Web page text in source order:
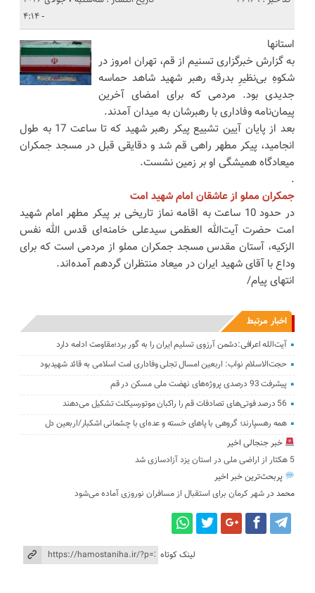
- 4:14
استانها
به گزارش خبرگزاری تسنیم از قم، تهران امروز در
شکوهِ بی‌نظیرِ بدرقه رهبر شهید شاهد حماسه
جدیدی بود. مردمی که برای امضای آخرین
پیمان‌نامه وفاداری با رهبرشان به میدان آمدند‌.
بعد از پایان آیین تشییع پیکر رهبر شهید که تا ساعت 17 به طول
انجامید، پیکر مطهر راهی قم شد و دقایقی قبل در مسجد جمکران
میعادگاه همیشگی او بر زمین نشست.
.
جمکران مملو از عاشقان امام شهید امت
در حدود 10 ساعت به اقامه نماز تاریخی بر پیکر مطهر امام شهید
امت حضرت آیت‌الله العظمی سیدعلی خامنه‌ای قدس الله نفس
الزکیه، آستان مقدس مسجد جمکران مملو از مردمی است که برای
وداع با آقای شهید ایران در میعاد منتظران گردهم آمده‌اند.
انتهای پیام/
اخبار مرتبط
آیت‌الله اعرافی:دشمن آرزوی تسلیم ایران را به گور برد؛مقاومت ادامه دارد
حجت‌الاسلام نواب: اربعین امسال تجلی وفاداری امت اسلامی به قائد شهیدبود
پیشرفت 93 درصدی پروژه‌های نهضت ملی مسکن در قم
56 درصد فوتی‌های تصادفات قم را راکبان موتورسیکلت تشکیل می‌دهند
همه رهسپارند؛ گروهی با پاهای خسته و عده‌ای با چشمانی اشکبار/اربعین دل
خبر جنجالی اخیر
5 هکتار از اراضی ملی در استان یز‌د آزادسازی شد
پربحث‌ترین خبر اخیر
محمد درشهر کرمان برای استقبال از مسافران نوروزی آماده می‌شود
لینک کوتاه